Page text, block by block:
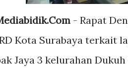
- Rapat
Kota Surabaya terkait
Jaya 3 kelurahan